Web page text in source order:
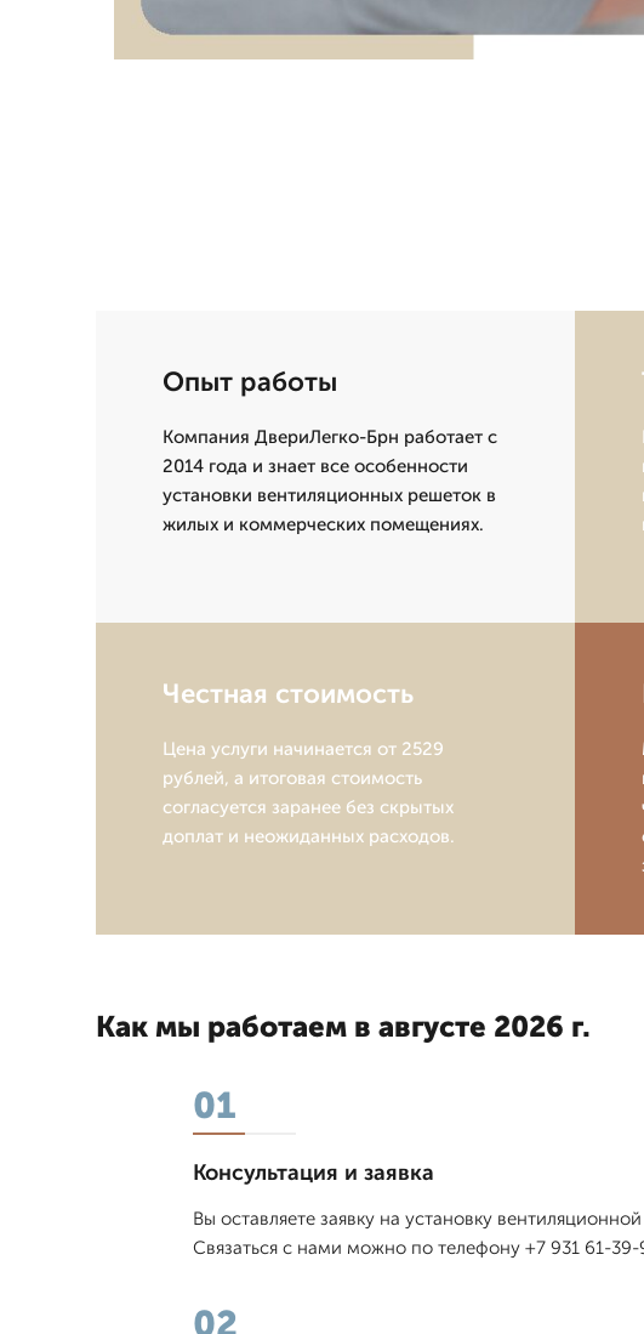
Опыт работы
Компания ДвериЛегко-Брн работает с
2014 года и знает все особенности
установки вентиляционных решеток в
жилых и коммерческих помещениях.
Честная стоимость
Цена услуги начинается от 2529
рублей, а итоговая стоимость
согласуется заранее без скрытых
доплат и неожиданных расходов.
Как мы работаем в августе 2026 г.
01
Консультация и заявка
Вы оставляете заявку на установку
Связаться с нами можно по телефону +7 931 61-
02